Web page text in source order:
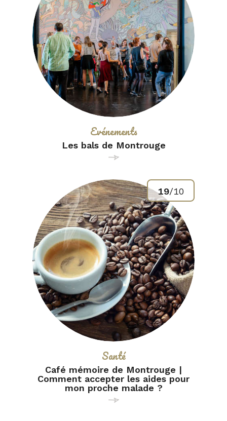
Les bals de Montrouge
Catégorie :
Evénements
Café mémoire de Montrouge |
Comment accepter les aides pour
mon proche malade ?
Catégorie :
Santé
19/10